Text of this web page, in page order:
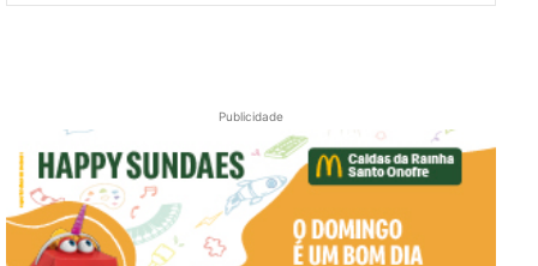
Publicidade